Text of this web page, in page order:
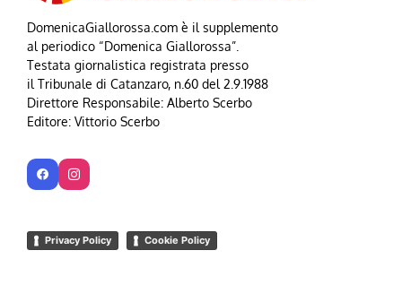
DomenicaGiallorossa.com è il supplemento
al periodico “Domenica Giallorossa”.
Testata giornalistica registrata presso
il Tribunale di Catanzaro, n.60 del 2.9.1988
Direttore Responsabile: Alberto Scerbo
Editore: Vittorio Scerbo
Privacy Policy Cookie Policy